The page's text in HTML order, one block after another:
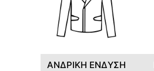
ΑΝΔΡΙΚΗ ΕΝΔΥΣΗ